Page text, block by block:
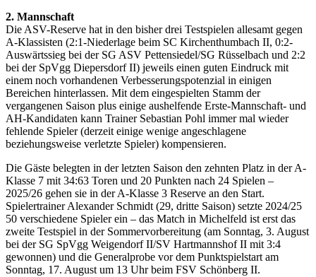
2. Mannschaft
Die ASV-Reserve hat in den bisher drei Testspielen allesamt gegen
A-Klassisten (2:1-Niederlage beim SC Kirchenthumbach II, 0:2-
Auswärtssieg bei der SG ASV Pettensiedel/SG Rüsselbach und 2:2
bei der SpVgg Diepersdorf II) jeweils einen guten Eindruck mit
einem noch vorhandenen Verbesserungspotenzial in einigen
Bereichen hinterlassen. Mit dem eingespielten Stamm der
vergangenen Saison plus einige aushelfende Erste-Mannschaft- und
AH-Kandidaten kann Trainer Sebastian Pohl immer mal wieder
fehlende Spieler (derzeit einige wenige angeschlagene
beziehungsweise verletzte Spieler) kompensieren.
Die Gäste belegten in der letzten Saison den zehnten Platz in der A-
Klasse 7 mit 34:63 Toren und 20 Punkten nach 24 Spielen –
2025/26 gehen sie in der A-Klasse 3 Reserve an den Start.
Spielertrainer Alexander Schmidt (29, dritte Saison) setzte 2024/25
50 verschiedene Spieler ein – das Match in Michelfeld ist erst das
zweite Testspiel in der Sommervorbereitung (am Sonntag, 3. August
bei der SG SpVgg Weigendorf II/SV Hartmannshof II mit 3:4
gewonnen) und die Generalprobe vor dem Punktspielstart am
Sonntag, 17. August um 13 Uhr beim FSV Schönberg II.